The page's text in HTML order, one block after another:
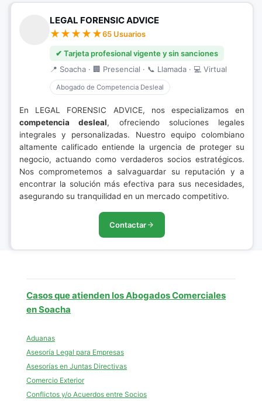
LEGAL FORENSIC ADVICE
65 Usuarios
✔ Tarjeta profesional vigente y sin sanciones
📍 Soacha · 🏢 Presencial · 📞 Llamada · 💻 Virtual
Abogado de Competencia Desleal
En LEGAL FORENSIC ADVICE, nos especializamos en
competencia desleal, ofreciendo soluciones legales
integrales y personalizadas. Nuestro equipo colombiano
altamente calificado entiende la urgencia de proteger su
negocio, actuando como verdaderos socios estratégicos.
Nos comprometemos a salvaguardar su reputación y a
encontrar la solución más efectiva para sus necesidades,
asegurando su tranquilidad en un mercado competitivo.
Contactar
Casos que atienden los Abogados Comerciales
en Soacha
Aduanas
Asesoría Legal para Empresas
Asesorías en Juntas Directivas
Comercio Exterior
Conflictos y/o Acuerdos entre Socios